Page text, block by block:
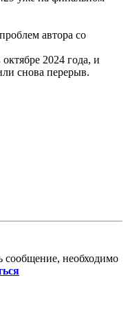
автора со
2024 года, и
снова перерыв.
сообщение, необходимо